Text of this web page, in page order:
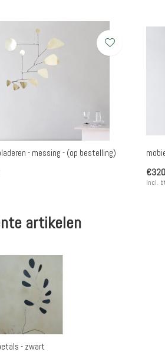
- messing - (op bestelling)
Incl.
artikelen
- zwart